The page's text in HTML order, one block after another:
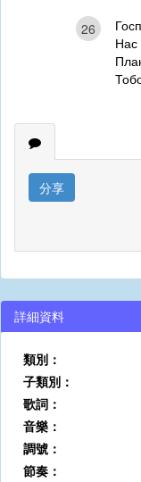
26
Нас
分享
詳細資料
類別：
子類別：
歌詞：
音樂：
調號：
節奏：